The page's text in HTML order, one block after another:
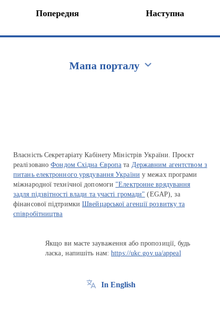
Попередня Наступна
Мапа порталу
Власність Секретаріату Кабінету Міністрів України. Проєкт
реалізованоФондом Східна Європа та Державним агентством з
питань електронного урядування України у межах програми
міжнародної технічної допомоги "Електронне врядування
задля підзвітності влади та участі громади" (EGAP), за
фінансової підтримкиШвейцарської агенції розвитку та
співробітництва
Якщо ви маєте зауваження або пропозиції, будь
ласка, напишіть нам:https://ukc.gov.ua/appeal
In English